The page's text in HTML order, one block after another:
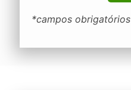
*campos obrigatórios